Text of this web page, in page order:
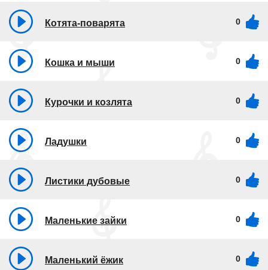
Котята-поварята 0
Кошка и мыши 0
Курочки и козлята 0
Ладушки 0
Листики дубовые 0
Маленькие зайки 0
Маленький ёжик 0